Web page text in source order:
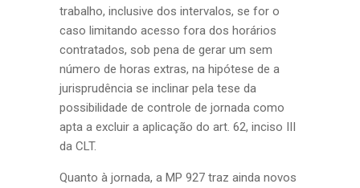
trabalho, inclusive dos intervalos, se for o
caso limitando acesso fora dos horários
contratados, sob pena de gerar um sem
número de horas extras, na hipótese de a
jurisprudência se inclinar pela tese da
possibilidade de controle de jornada como
apta a excluir a aplicação do art. 62, inciso III
da CLT.
Quanto à jornada, a MP 927 traz ainda novos